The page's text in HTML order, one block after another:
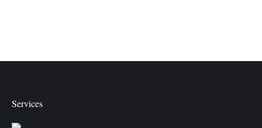
Services